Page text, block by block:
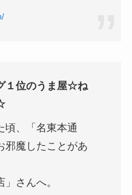
１位のうま屋☆ね
、「名東本通
邪魔したことがあ
さんへ。